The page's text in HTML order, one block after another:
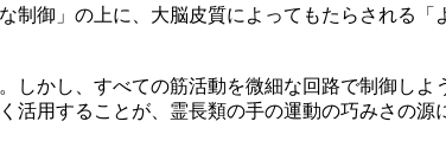
御」の上に、大脳皮質によってもたらされる「
かし、すべての筋活動を微細な回路で制御しよ
用することが、霊長類の手の運動の巧みさの